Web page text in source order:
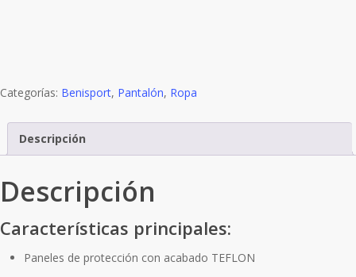
Categorías: Benisport, Pantalón, Ropa
Descripción
Descripción
Características principales:
Paneles de protección con acabado TEFLON